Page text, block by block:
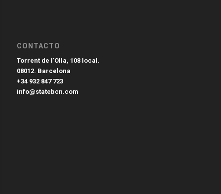
CONTACTO
Torrent de l’Olla, 108 local.
08012. Barcelona
+34 932 847 723
info@statebcn.com